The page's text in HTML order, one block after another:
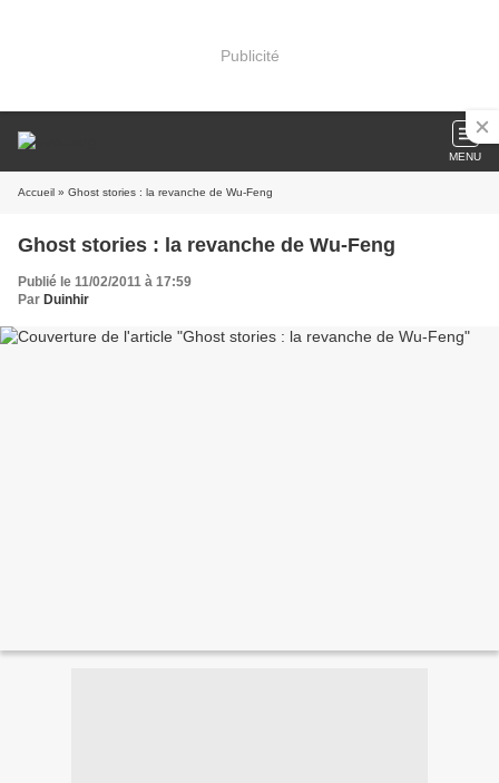
Publicité
MENU
Accueil » Ghost stories : la revanche de Wu-Feng
Ghost stories : la revanche de Wu-Feng
Publié le 11/02/2011 à 17:59
Par Duinhir